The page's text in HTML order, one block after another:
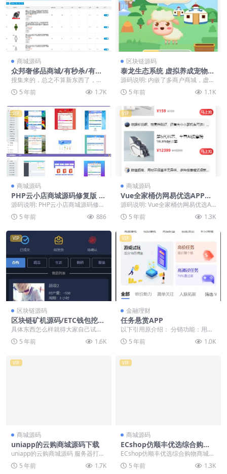
商城源码
众邦奢侈品商城/有秒杀/有回
收
搜集来的，总之不算新东西了，众
邦商城二开的，繁体字，奢侈品商
城。很大，因为带数据...
5 年前 1.7K
区块链源码
泰龙生态系统 虚拟养成宠物
区块链养羊系统源码
源码说明: 内嵌了多商户商城，虚拟
养成宠物，积分兑换，众筹，等
等。相当于是完整的...
5 年前 1.1K
VIP
商城源码
PHP云小店商城源码修复版 带
30套模板
源码说明: PHP云小店商城源码修复
版 带30套模板 支持一键对接各大系
统 源码...
5 年前 886
VIP
商城源码
Vue全家桶仿网易优选APP商
城源码
源码说明: Vue全家桶仿网易优选AP
P商城源码，采用Vue全家桶+mint
UI...5 年前 1.3K
VIP
区块链源码
区块链矿机源码/ETC钱包挖矿
源码/带交易市场/带教程
具体东西怎么样就得大家自己试下
了，大概功能如下： 1，创业众筹
模式，其它矿机源码...
5 年前 1.6K
VIP
金融理财
任务悬赏APP
以下引用原介绍： 分销功能：用户
拉新用户做任务可以获取任务返
佣，三级分销逻辑。 ...
5 年前 1.0K
VIP
商城源码
uniapp的云购商城源码下载
uniapp的云购商城源码 服务器打包
的源码没有教程，有能力的可以自
己下载研究下...
5 年前 1.7K
VIP
商城源码
ECshop仿顺丰优选综合购物
商城平台源码旗舰版+团购+触
屏版+微信支付
ECshop仿顺丰优选综合购物商城平
台源码旗舰版+团购+触屏版+微信
支付 ★★★...
5 年前 1.3K